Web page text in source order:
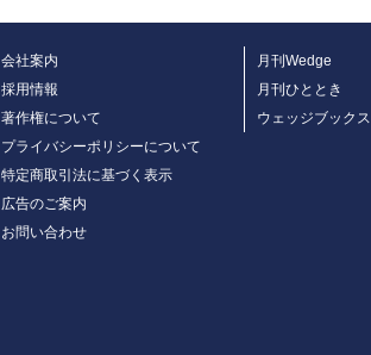
会社案内
採用情報
著作権について
プライバシーポリシーについて
特定商取引法に基づく表示
広告のご案内
お問い合わせ
月刊Wedge
月刊ひととき
ウェッジブックス